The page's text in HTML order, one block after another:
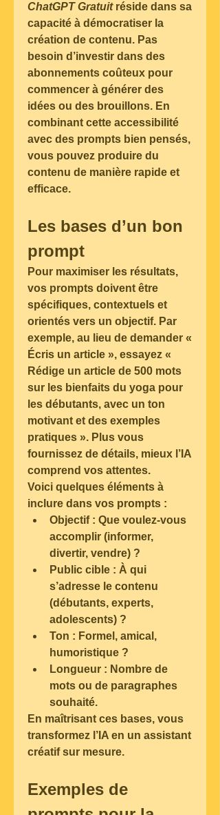
ChatGPT Gratuit réside dans sa
capacité à démocratiser la
création de contenu. Pas
besoin d’investir dans des
abonnements coûteux pour
commencer à générer des
idées ou des brouillons. En
combinant cette accessibilité
avec des prompts bien pensés,
vous pouvez produire du
contenu de manière rapide et
efficace.
Les bases d’un bon
prompt
Pour maximiser les résultats,
vos prompts doivent être
spécifiques, contextuels et
orientés vers un objectif. Par
exemple, au lieu de demander «
Écris un article », essayez «
Rédige un article de 500 mots
sur les bienfaits du yoga pour
les débutants, avec un ton
motivant et des exemples
pratiques ». Plus vous
fournissez de détails, mieux l’IA
comprend vos attentes.
Voici quelques éléments à
inclure dans vos prompts :
Objectif : Que voulez-vous
accomplir (informer,
divertir, vendre) ?
Public cible : À qui
s’adresse le contenu
(débutants, experts,
adolescents) ?
Ton : Formel, amical,
humoristique ?
Longueur : Nombre de
mots ou de paragraphes
souhaité.
En maîtrisant ces bases, vous
transformez l’IA en un assistant
créatif sur mesure.
Exemples de